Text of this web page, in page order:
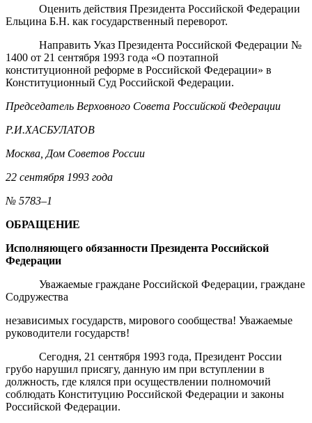
Оценить действия Президента Российской Федерации
Ельцина Б.Н. как государственный переворот.
Направить Указ Президента Российской Федерации №
1400 от 21 сентября 1993 года «О поэтапной
конституционной реформе в Российской Федерации» в
Конституционный Суд Российской Федерации.
Председатель Верховного Совета Российской Федерации
Р.И.ХАСБУЛАТОВ
Москва, Дом Советов России
22 сентября 1993 года
№ 5783–1
ОБРАЩЕНИЕ
Исполняющего обязанности Президента Российской
Федерации
Уважаемые граждане Российской Федерации, граждане
Содружества
независимых государств, мирового сообщества! Уважаемые
руководители государств!
Сегодня, 21 сентября 1993 года, Президент России
грубо нарушил присягу, данную им при вступлении в
должность, где клялся при осуществлении полномочий
соблюдать Конституцию Российской Федерации и законы
Российской Федерации.